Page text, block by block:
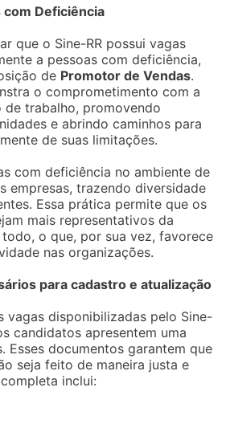
com Deficiência
que o Sine-RR possui vagas
a pessoas com deficiência,
de Promotor de Vendas.
o comprometimento com a
de trabalho, promovendo
e abrindo caminhos para
de suas limitações.
com deficiência no ambiente de
empresas, trazendo diversidade
Essa prática permite que os
mais representativos da
o que, por sua vez, favorece
nas organizações.
para cadastro e atualização
vagas disponibilizadas pelo Sine-
candidatos apresentem uma
Esses documentos garantem que
seja feito de maneira justa e
inclui: